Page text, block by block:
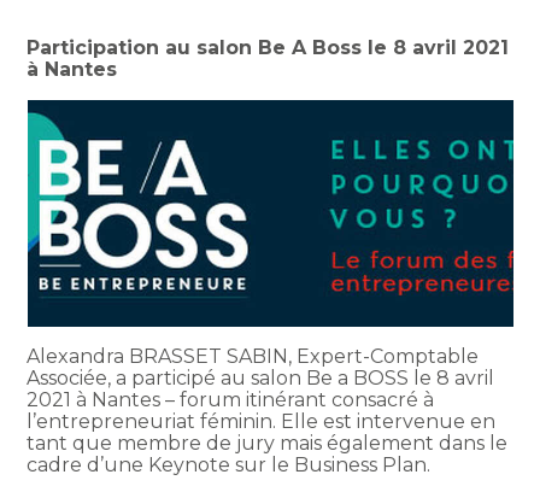
Participation au salon Be A Boss le 8 avril 2021
à Nantes
Alexandra BRASSET SABIN, Expert-Comptable
Associée, a participé au salon Be a BOSS le 8 avril
2021 à Nantes – forum itinérant consacré à
l’entrepreneuriat féminin. Elle est intervenue en
tant que membre de jury mais également dans le
cadre d’une Keynote sur le Business Plan.